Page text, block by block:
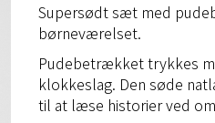
Supersødt sæt med
børneværelset.
Pudebetrækket trykkes
klokkeslag. Den søde
til at læse historier ved